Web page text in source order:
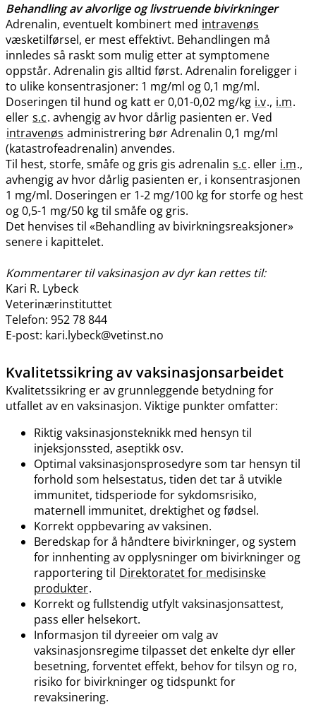
Behandling av alvorlige og livstruende bivirkninger
Adrenalin, eventuelt kombinert med intravenøs
væsketilførsel, er mest effektivt. Behandlingen må
innledes så raskt som mulig etter at symptomene
oppstår. Adrenalin gis alltid først. Adrenalin foreligger i
to ulike konsentrasjoner: 1 mg/ml og 0,1 mg​/​ml.
Doseringen til hund og katt er 0,01-0,02 mg/kg i.v., i.m.
eller s.c. avhengig av hvor dårlig pasienten er. Ved
intravenøs administrering bør Adrenalin 0,1 mg/ml
(katastrofeadrenalin) anvendes.
Til hest, storfe, småfe og gris gis adrenalin s.c. eller i.m.,
avhengig av hvor dårlig pasienten er, i konsentrasjonen
1 mg​/​ml. Doseringen er 1-2 mg/100 kg for storfe og hest
og 0,5-1 mg/50 kg til småfe og gris.
Det henvises til «Behandling av bivirkningsreaksjoner»
senere i kapittelet.
Kommentarer til vaksinasjon av dyr kan rettes til:
Kari R. Lybeck
Veterinærinstituttet
Telefon: 952 78 844
E-post: kari.lybeck@vetinst.no
Kvalitetssikring av vaksinasjonsarbeidet
Kvalitetssikring er av grunnleggende betydning for
utfallet av en vaksinasjon. Viktige punkter omfatter:
Riktig vaksinasjonsteknikk med hensyn til
injeksjonssted, aseptikk osv.
Optimal vaksinasjonsprosedyre som tar hensyn til
forhold som helsestatus, tiden det tar å utvikle
immunitet, tidsperiode for sykdomsrisiko,
maternell immunitet, drektighet og fødsel.
Korrekt oppbevaring av vaksinen.
Beredskap for å håndtere bivirkninger, og system
for innhenting av opplysninger om bivirkninger og
rapportering til Direktoratet for medisinske
produkter.
Korrekt og fullstendig utfylt vaksinasjonsattest,
pass eller helsekort.
Informasjon til dyreeier om valg av
vaksinasjonsregime tilpasset det enkelte dyr eller
besetning, forventet effekt, behov for tilsyn og ro,
risiko for bivirkninger og tidspunkt for
revaksinering.